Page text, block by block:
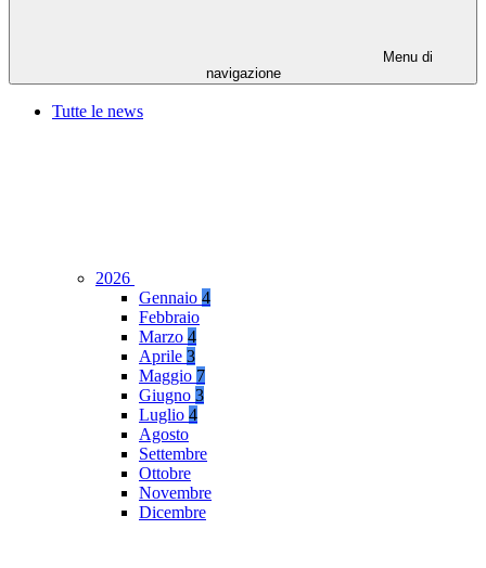
Menu di
navigazione
Tutte le news
2026
Gennaio 4
Febbraio
Marzo 4
Aprile 3
Maggio 7
Giugno 3
Luglio 4
Agosto
Settembre
Ottobre
Novembre
Dicembre